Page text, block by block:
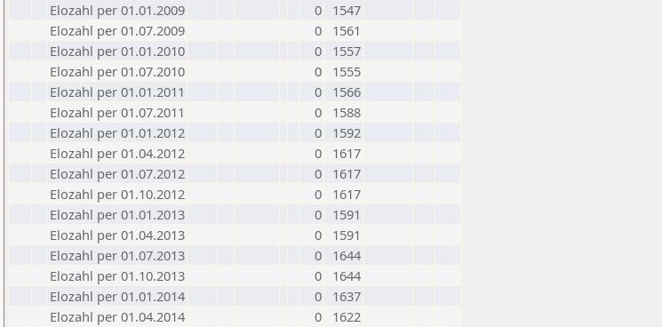
Elozahl per 01.01.2009
0
1547
Elozahl per 01.07.2009
0
1561
Elozahl per 01.01.2010
0
1557
Elozahl per 01.07.2010
0
1555
Elozahl per 01.01.2011
0
1566
Elozahl per 01.07.2011
0
1588
Elozahl per 01.01.2012
0
1592
Elozahl per 01.04.2012
0
1617
Elozahl per 01.07.2012
0
1617
Elozahl per 01.10.2012
0
1617
Elozahl per 01.01.2013
0
1591
Elozahl per 01.04.2013
0
1591
Elozahl per 01.07.2013
0
1644
Elozahl per 01.10.2013
0
1644
Elozahl per 01.01.2014
0
1637
Elozahl per 01.04.2014
0
1622